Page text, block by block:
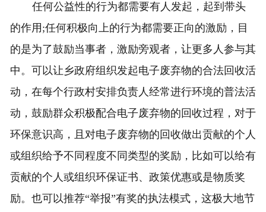
任何公益性的行为都需要有人发起，起到带头
的作用;任何积极向上的行为都需要正向的激励，目
的是为了鼓励当事者，激励旁观者，让更多人参与其
中。可以让乡政府组织发起电子废弃物的合法回收活
动，在每个行政村安排负责人经常进行环境的普法活
动，鼓励群众积极配合电子废弃物的回收过程，对于
环保意识高，且对电子废弃物的回收做出贡献的个人
或组织给予不同程度不同类型的奖励，比如可以给有
贡献的个人或组织环保证书、政策优惠或是物质奖
励。也可以推荐“举报”有奖的执法模式，这极大地节